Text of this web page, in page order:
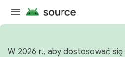
W 2026 r., aby dostosować